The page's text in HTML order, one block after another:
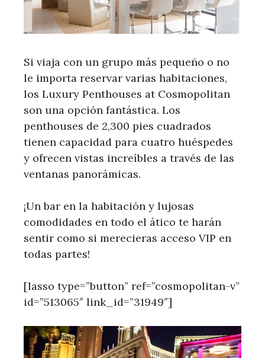
Si viaja con un grupo más pequeño o no
le importa reservar varias habitaciones,
los Luxury Penthouses at Cosmopolitan
son una opción fantástica. Los
penthouses de 2,300 pies cuadrados
tienen capacidad para cuatro huéspedes
y ofrecen vistas increíbles a través de las
ventanas panorámicas.
¡Un bar en la habitación y lujosas
comodidades en todo el ático te harán
sentir como si merecieras acceso VIP en
todas partes!
[lasso type=”button” ref=”cosmopolitan-v”
id=”513065″ link_id=”31949″]